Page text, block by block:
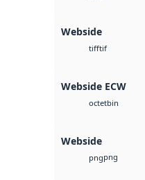
Webside
tifftif
Webside ECW
octetbin
Webside
pngpng